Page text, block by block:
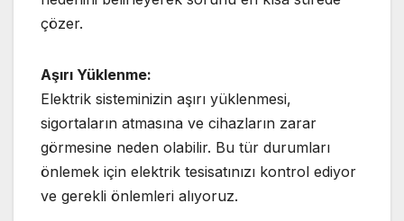
çözer.
Aşırı Yüklenme:
Elektrik sisteminizin aşırı yüklenmesi,
sigortaların atmasına ve cihazların zarar
görmesine neden olabilir. Bu tür durumları
önlemek için elektrik tesisatınızı kontrol ediyor
ve gerekli önlemleri alıyoruz.